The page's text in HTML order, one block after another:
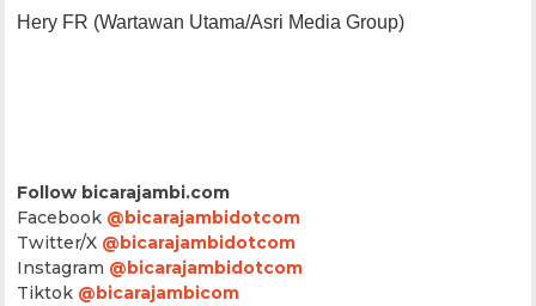
Hery FR (Wartawan Utama/Asri Media Group)
Follow bicarajambi.com
Facebook @bicarajambidotcom
Twitter/X @bicarajambidotcom
Instagram @bicarajambidotcom
Tiktok @bicarajambicom